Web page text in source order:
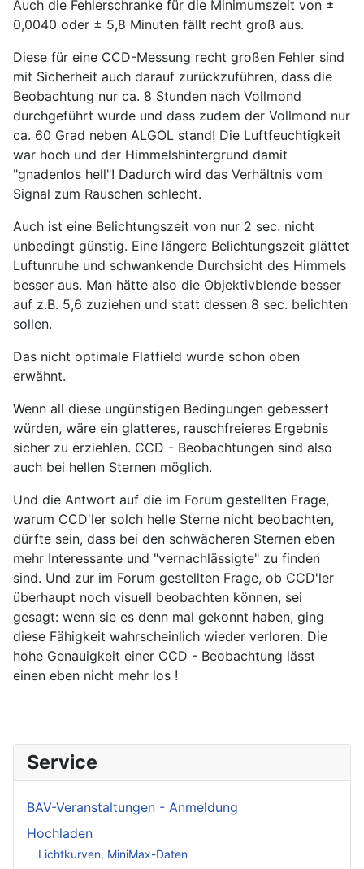
Auch die Fehlerschranke für die Minimumszeit von ±
0,0040 oder ± 5,8 Minuten fällt recht groß aus.
Diese für eine CCD-Messung recht großen Fehler sind
mit Sicherheit auch darauf zurückzuführen, dass die
Beobachtung nur ca. 8 Stunden nach Vollmond
durchgeführt wurde und dass zudem der Vollmond nur
ca. 60 Grad neben ALGOL stand! Die Luftfeuchtigkeit
war hoch und der Himmelshintergrund damit
"gnadenlos hell"! Dadurch wird das Verhältnis vom
Signal zum Rauschen schlecht.
Auch ist eine Belichtungszeit von nur 2 sec. nicht
unbedingt günstig. Eine längere Belichtungszeit glättet
Luftunruhe und schwankende Durchsicht des Himmels
besser aus. Man hätte also die Objektivblende besser
auf z.B. 5,6 zuziehen und statt dessen 8 sec. belichten
sollen.
Das nicht optimale Flatfield wurde schon oben
erwähnt.
Wenn all diese ungünstigen Bedingungen gebessert
würden, wäre ein glatteres, rauschfreieres Ergebnis
sicher zu erziehlen. CCD - Beobachtungen sind also
auch bei hellen Sternen möglich.
Und die Antwort auf die im Forum gestellten Frage,
warum CCD'ler solch helle Sterne nicht beobachten,
dürfte sein, dass bei den schwächeren Sternen eben
mehr Interessante und "vernachlässigte" zu finden
sind. Und zur im Forum gestellten Frage, ob CCD'ler
überhaupt noch visuell beobachten können, sei
gesagt: wenn sie es denn mal gekonnt haben, ging
diese Fähigkeit wahrscheinlich wieder verloren. Die
hohe Genauigkeit einer CCD - Beobachtung lässt
einen eben nicht mehr los !
Service
BAV-Veranstaltungen - Anmeldung
Hochladen
Lichtkurven, MiniMax-Daten